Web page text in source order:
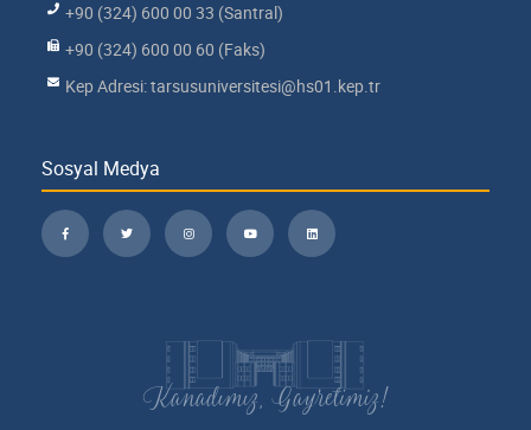
+90 (324) 600 00 33 (Santral)
+90 (324) 600 00 60 (Faks)
Kep Adresi: tarsusuniversitesi@hs01.kep.tr
Sosyal Medya
Kanadımız, Gayretimiz!